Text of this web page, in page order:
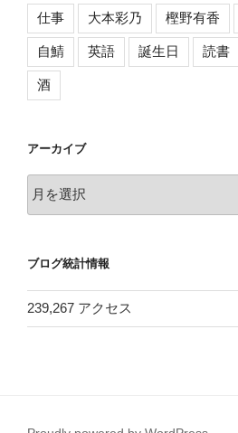
仕事 大本彩乃 樫野有香
自鯖 英語 誕生日 読書
酒
アーカイブ
ー
ブ
ブログ統計情報
239,267 アクセス